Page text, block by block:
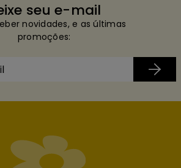
seu e-mail
novidades, e as últimas
promoções: